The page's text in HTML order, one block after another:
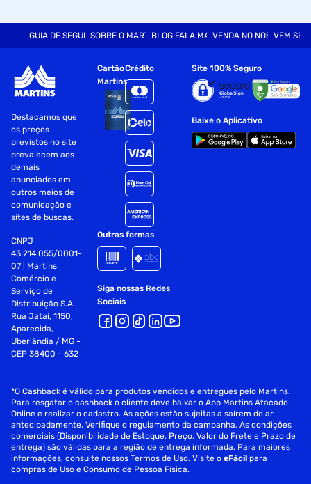
GUIA DE SEGURANÇASOBRE O MARTINSBLOG FALA MARTVENDA NO NOSSO SITE
VEM SER
Destacamos que
os preços
previstos no site
prevalecem aos
demais
anunciados em
outros meios de
comunicação e
sites de buscas.
CNPJ
43.214.055/0001-
07 | Martins
Comércio e
Serviço de
Distribuição S.A.
Rua Jataí, 1150,
Aparecida,
Uberlândia / MG -
CEP 38400 - 632
Cartão
Martins
Crédito
Outras formas
Siga nossas Redes
Sociais
Site 100% Seguro
Baixe o Aplicativo
*O Cashback é válido para produtos vendidos e entregues pelo Martins.
Para resgatar o cashback o cliente deve baixar o App Martins Atacado
Online e realizar o cadastro. As ações estão sujeitas a saírem do ar
antecipadamente. Verifique o regulamento da campanha. As condições
comerciais (Disponibilidade de Estoque, Preço, Valor do Frete e Prazo de
entrega) são válidas para a região de entrega informada. Para maiores
informações, consulte nossos Termos de Uso. Visite oeFácil para
compras de Uso e Consumo de Pessoa Física.